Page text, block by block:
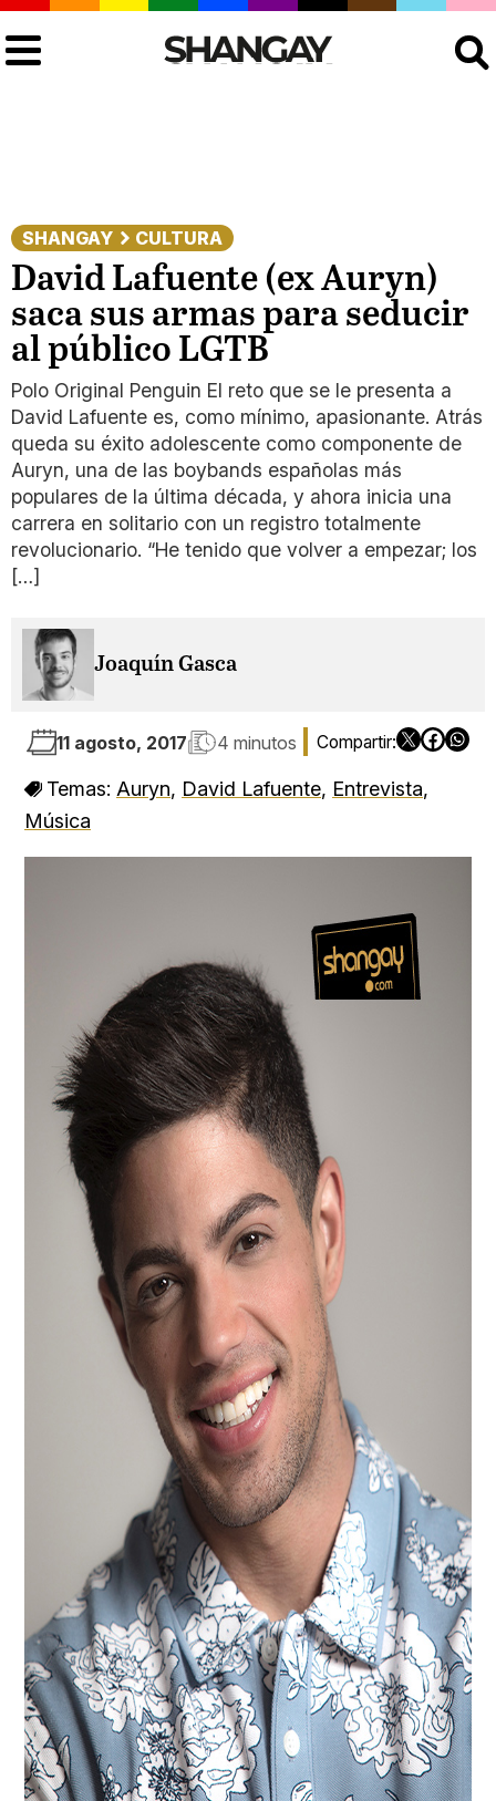
SHANGAY CULTURA
David Lafuente (ex Auryn)
saca sus armas para seducir
al público LGTB
Polo Original Penguin El reto que se le presenta a
David Lafuente es, como mínimo, apasionante. Atrás
queda su éxito adolescente como componente de
Auryn, una de las boybands españolas más
populares de la última década, y ahora inicia una
carrera en solitario con un registro totalmente
revolucionario. “He tenido que volver a empezar; los
[…]
Joaquín Gasca
11 agosto, 2017 4 minutos
Temas: Auryn, David Lafuente, Entrevista,
Música